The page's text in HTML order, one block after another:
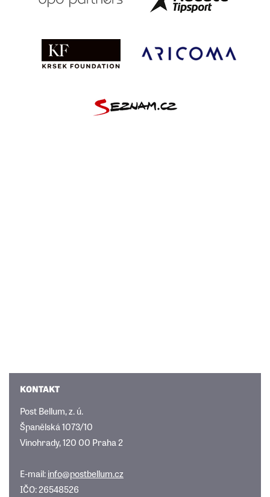
KONTAKT
Post Bellum, z. ú.
Španělská 1073/10
Vinohrady, 120 00 Praha 2
E-mail:info@postbellum.cz
IČO: 26548526